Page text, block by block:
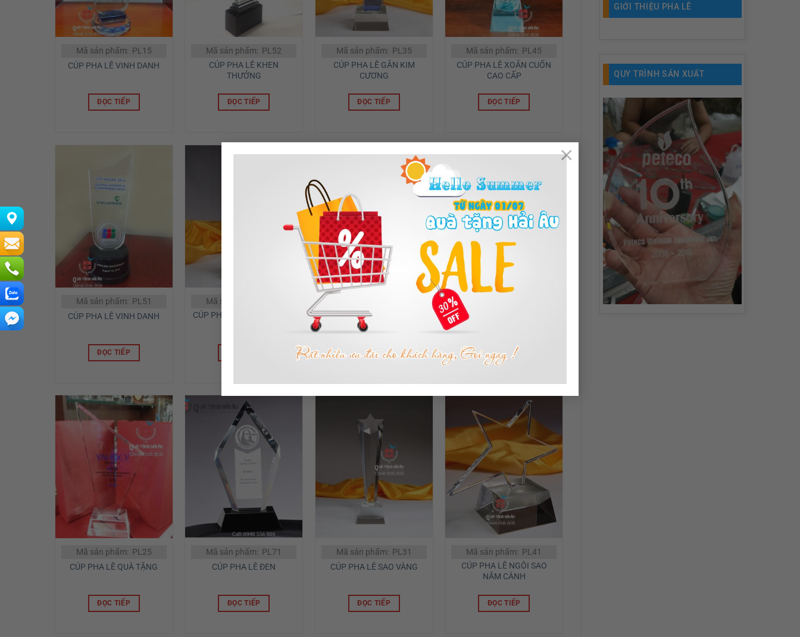
×
GIỚI THIỆU PHA LÊ
QUY TRÌNH SẢN XUẤT
Mã sản phẩm: PL15
CÚP PHA LÊ VINH DANH
ĐỌC TIẾP
Mã sản phẩm: PL52
CÚP PHA LÊ KHEN
THƯỞNG
ĐỌC TIẾP
Mã sản phẩm: PL35
CÚP PHA LÊ GẮN KIM
CƯƠNG
ĐỌC TIẾP
Mã sản phẩm: PL45
CÚP PHA LÊ XOẮN CUỐN
CAO CẤP
ĐỌC TIẾP
Mã sản phẩm: PL51
CÚP PHA LÊ VINH DANH
ĐỌC TIẾP
Mã sản phẩm: PL36
CÚP PHA LÊ ĐEN ĐÍNH KIM
CÚP PHA LÊ
ĐỌC TIẾP
CÚP PHA LÊ NGÔI SAO
ĐỌC TIẾP
Mã sản phẩm: PL25
CÚP PHA LÊ QUÀ TẶNG
ĐỌC TIẾP
Mã sản phẩm: PL71
CÚP PHA LÊ ĐEN
ĐỌC TIẾP
Mã sản phẩm: PL31
CÚP PHA LÊ SAO VÀNG
ĐỌC TIẾP
Mã sản phẩm: PL41
CÚP PHA LÊ NGÔI SAO
NĂM CÁNH
ĐỌC TIẾP